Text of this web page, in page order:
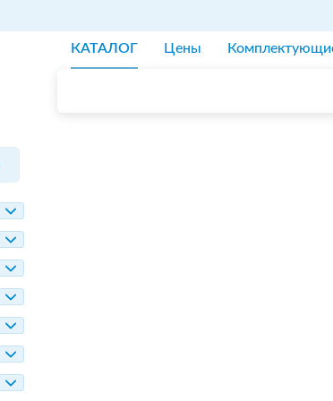
КАТАЛОГ Цены